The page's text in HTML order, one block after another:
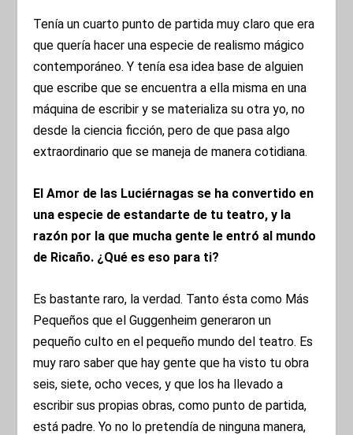
Tenía un cuarto punto de partida muy claro que era
que quería hacer una especie de realismo mágico
contemporáneo. Y tenía esa idea base de alguien
que escribe que se encuentra a ella misma en una
máquina de escribir y se materializa su otra yo, no
desde la ciencia ficción, pero de que pasa algo
extraordinario que se maneja de manera cotidiana.
El Amor de las Luciérnagas se ha convertido en
una especie de estandarte de tu teatro, y la
razón por la que mucha gente le entró al mundo
de Ricaño. ¿Qué es eso para ti?
Es bastante raro, la verdad. Tanto ésta como Más
Pequeños que el Guggenheim generaron un
pequeño culto en el pequeño mundo del teatro. Es
muy raro saber que hay gente que ha visto tu obra
seis, siete, ocho veces, y que los ha llevado a
escribir sus propias obras, como punto de partida,
está padre. Yo no lo pretendía de ninguna manera,